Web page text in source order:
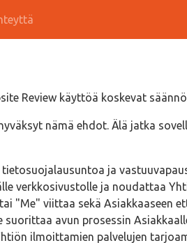
Review käyttöä koskevat
nämä ehdot. Älä jatka
ja
verkkosivustolle ja noudattaa
"Me" viittaa sekä Asiakkaaseen
avun prosessin
ilmoittamien palvelujen